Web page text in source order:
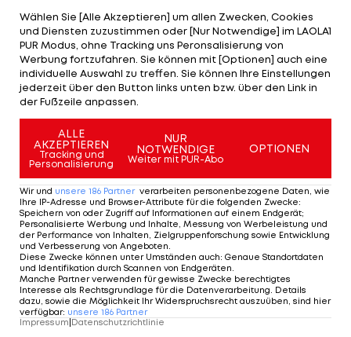
Toshevski kehrt nicht mehr zurück
Fest steht hingegen der Abgang von David
Toshevski.
Der Nordmazedonier besitzt bei Klagenfurt
keinen Vertrag für die ADMIRAL2. Ligaund darf
deshalb ablösefrei gehen, wie sein Berater Niall
Leacy gegenüber der "Krone" bestätigt.
Diese ÖFB-Kicker stehen ohne Verein da
SLIDESHOW
Wählen Sie [Alle Akzeptieren] um allen Zwecken, Cookies
und Diensten zuzustimmen oder [Nur Notwendige] im LAOLA1
PUR Modus, ohne Tracking uns Peronsalisierung von
Werbung fortzufahren. Sie können mit [Optionen] auch eine
individuelle Auswahl zu treffen. Sie können Ihre Einstellungen
jederzeit über den Button links unten bzw. über den Link in
der Fußzeile anpassen.
ALLE
AKZEPTIEREN
Tracking und
Personalisierung
NUR
NOTWENDIGE
Weiter mit PUR-Abo
OPTIONEN
Wir und unsere 186 Partner verarbeiten personenbezogene Daten, wie
Ihre IP-Adresse und Browser-Attribute für die folgenden Zwecke:
Speichern von oder Zugriff auf Informationen auf einem Endgerät;
Personalisierte Werbung und Inhalte, Messung von Werbeleistung und
der Performance von Inhalten, Zielgruppenforschung sowie Entwicklung
und Verbesserung von Angeboten
Diese Zwecke können unter Umständen auch: Genaue Standortdaten
und Identifikation durch Scannen von Endgeräten
Manche Partner verwenden für gewisse Zwecke berechtigtes
Interesse als Rechtsgrundlage für die Datenverarbeitung. Details
dazu, sowie die Möglichkeit Ihr Widerspruchsrecht auszuüben, sind hier
verfügbar: unsere 186 Partner
Impressum|Datenschutzrichtlinie